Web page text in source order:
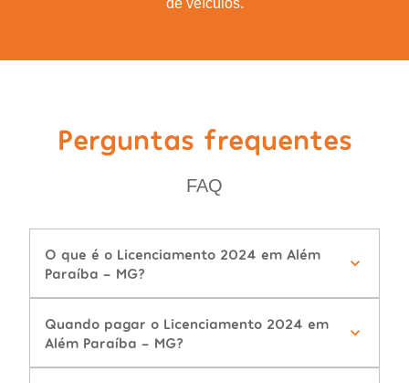
de veículos.
Perguntas frequentes
FAQ
O que é o Licenciamento 2024 em Além
Paraíba - MG?
Quando pagar o Licenciamento 2024 em
Além Paraíba - MG?